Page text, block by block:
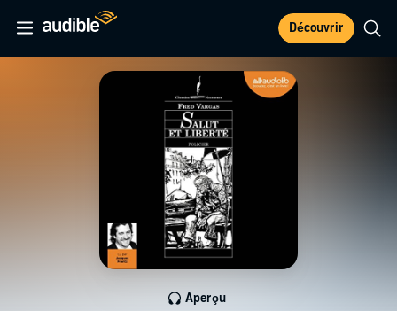
Découvrir
Aperçu